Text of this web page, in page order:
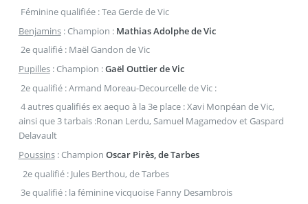
Féminine qualifiée : Tea Gerde de Vic
Benjamins: Champion : Mathias Adolphe de Vic
2e qualifié : Maël Gandon de Vic
Pupilles: Champion :Gaël Outtier de Vic
2e qualifié : Armand Moreau-Decourcelle de Vic :
4 autres qualifiés ex aequo à la 3e place : Xavi Monpéan de Vic,
ainsi que 3 tarbais :Ronan Lerdu, Samuel Magamedov et Gaspard
Delavault
Poussins: Champion Oscar Pirès, de Tarbes
2e qualifié : Jules Berthou, de Tarbes
3e qualifié : la féminine vicquoise Fanny Desambrois